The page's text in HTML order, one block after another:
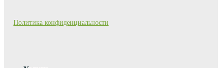
Политика конфиденциальности